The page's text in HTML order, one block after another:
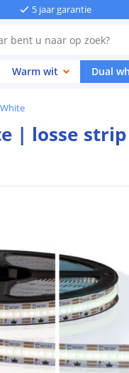
5 jaar garantie
Warm wit Dual
| losse